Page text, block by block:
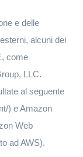
e delle
alcuni dei
come
LLC.
al seguente
) e Amazon
Web
ad AWS).